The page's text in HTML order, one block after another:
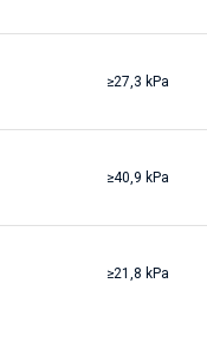
≥27,3 kPa
≥40,9 kPa
≥21,8 kPa